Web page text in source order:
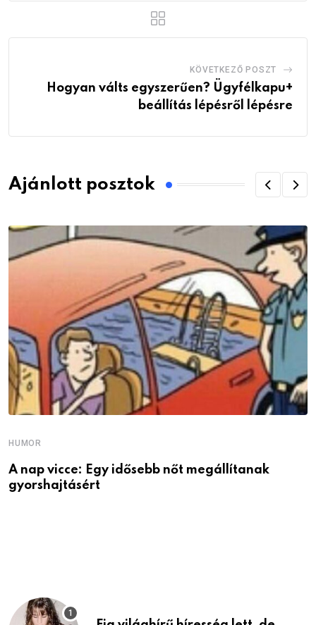
KÖVETKEZŐ POSZT
Hogyan válts egyszerűen? Ügyfélkapu+
beállítás lépésről lépésre
Ajánlott posztok
HUMOR
A nap vicce: Egy idősebb nőt megállítanak
gyorshajtásért